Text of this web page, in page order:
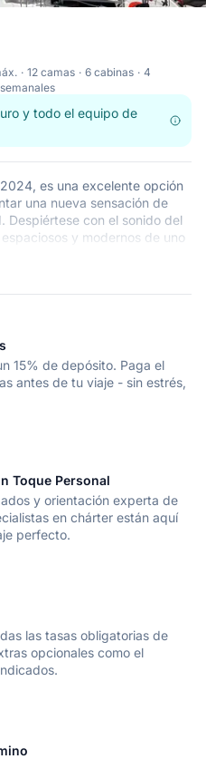
12 camas 6 cabinas
4
y todo el equipo de
es una excelente opción
una nueva sensación de
Despiértese con el sonido del
y modernos de uno
para navegar con amigos
para recorrer Francia
en popa!
15% de depósito. Paga el
antes de tu viaje - sin estrés,
Toque Personal
y orientación experta de
en chárter están aquí
perfecto.
las tasas obligatorias de
opcionales como el